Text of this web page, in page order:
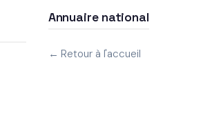
Annuaire national
← Retour à l'accueil